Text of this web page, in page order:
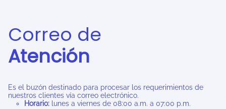
Correo de
Atención
Es el buzón destinado para procesar los requerimientos de
nuestros clientes vía correo electrónico.
Horario: lunes a viernes de 08:00 a.m. a 07:00 p.m.